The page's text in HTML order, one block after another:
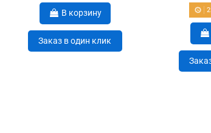
В корзину
Заказ в один клик